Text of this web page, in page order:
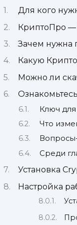
Для кого
КриптоПро —
Зачем нужна
Какую
Можно ли
Ключ
Что
Среди
Установка
Настройка